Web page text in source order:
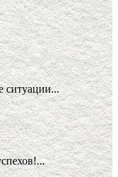
ситуации...